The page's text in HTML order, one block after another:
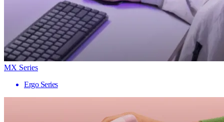
MX Series
Ergo Series